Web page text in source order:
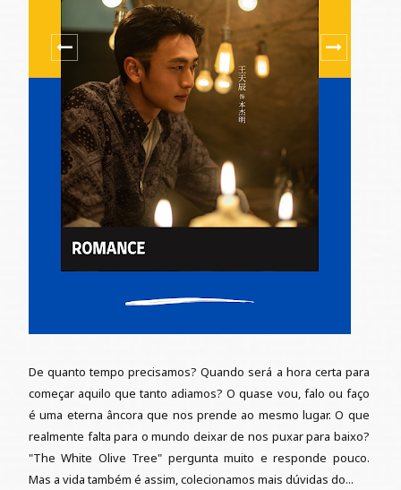
De quanto tempo precisamos? Quando será a hora certa para
começar aquilo que tanto adiamos? O quase vou, falo ou faço
é uma eterna âncora que nos prende ao mesmo lugar. O que
realmente falta para o mundo deixar de nos puxar para baixo?
"The White Olive Tree" pergunta muito e responde pouco.
Mas a vida também é assim, colecionamos mais dúvidas do...